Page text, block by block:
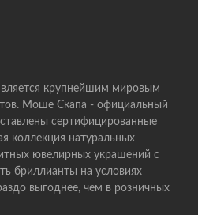
крупнейшим мировым
Моше Скапа - официальный
сертифицированные
коллекция натуральных
ювелирных украшений с
бриллианты на условиях
выгоднее, чем в розничных